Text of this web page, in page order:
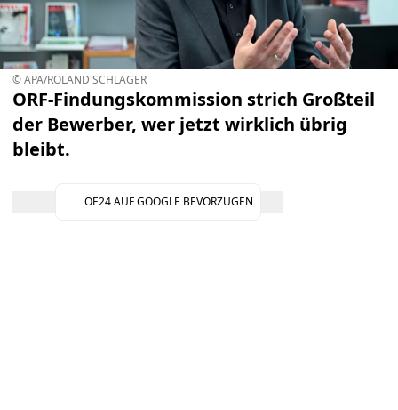
© APA/ROLAND SCHLAGER
ORF-Findungskommission strich Großteil
der Bewerber, wer jetzt wirklich übrig
bleibt.
OE24 AUF GOOGLE BEVORZUGEN